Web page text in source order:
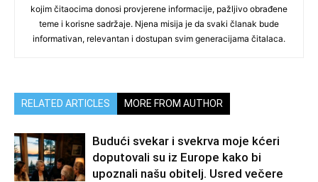
kojim čitaocima donosi provjerene informacije, pažljivo obrađene
teme i korisne sadržaje. Njena misija je da svaki članak bude
informativan, relevantan i dostupan svim generacijama čitalaca.
RELATED ARTICLES MORE FROM AUTHOR
Budući svekar i svekrva moje kćeri
doputovali su iz Europe kako bi
upoznali našu obitelj. Usred večere